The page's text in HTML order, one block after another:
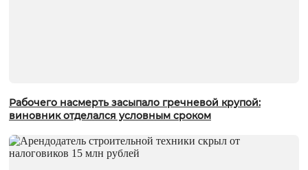
Рабочего насмерть засыпало гречневой крупой:
виновник отделался условным сроком